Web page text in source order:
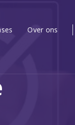
Over ons